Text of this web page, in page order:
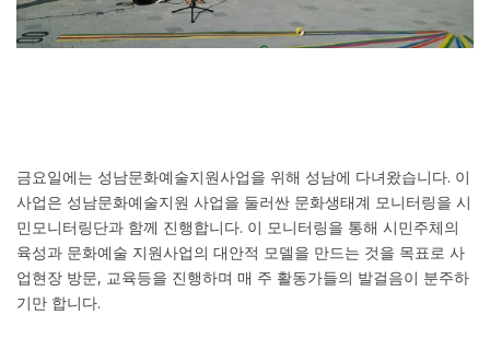
금요일에는 성남문화예술지원사업을 위해 성남에 다녀왔습니다. 이
사업은 성남문화예술지원 사업을 둘러싼 문화생태계 모니터링을 시
민모니터링단과 함께 진행합니다. 이 모니터링을 통해 시민주체의
육성과 문화예술 지원사업의 대안적 모델을 만드는 것을 목표로 사
업현장 방문, 교육등을 진행하며 매 주 활동가들의 발걸음이 분주하
기만 합니다.